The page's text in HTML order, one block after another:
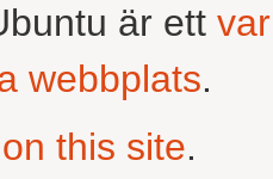
är ett
webbplats.
this site.